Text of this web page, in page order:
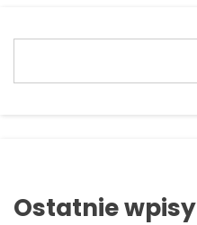
Ostatnie wpisy